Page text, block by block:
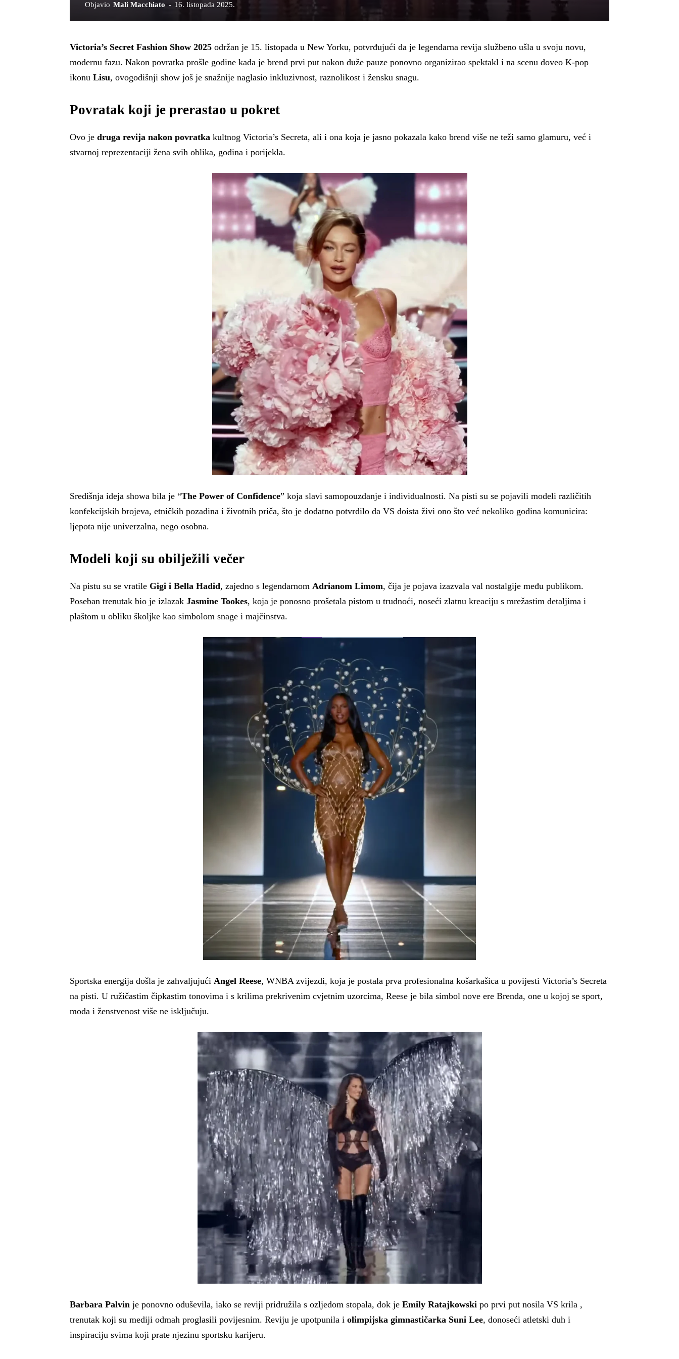
Objavio Mali Macchiato - 16. listopada 2025.
Victoria’s Secret Fashion Show 2025 održan je 15. listopada u New Yorku, potvrđujući da je legendarna revija službeno ušla u svoju novu,
modernu fazu. Nakon povratka prošle godine kada je brend prvi put nakon duže pauze ponovno organizirao spektakl i na scenu doveo K-pop
ikonu Lisu, ovogodišnji show još je snažnije naglasio inkluzivnost, raznolikost i žensku snagu.
Povratak koji je prerastao u pokret
Ovo je druga revija nakon povratka kultnog Victoria’s Secreta, ali i ona koja je jasno pokazala kako brend više ne teži samo glamuru, već i
stvarnoj reprezentaciji žena svih oblika, godina i porijekla.
Središnja ideja showa bila je “The Power of Confidence” koja slavi samopouzdanje i individualnosti. Na pisti su se pojavili modeli različitih
konfekcijskih brojeva, etničkih pozadina i životnih priča, što je dodatno potvrdilo da VS doista živi ono što već nekoliko godina komunicira:
ljepota nije univerzalna, nego osobna.
Modeli koji su obilježili večer
Na pistu su se vratile Gigi i Bella Hadid, zajedno s legendarnom Adrianom Limom, čija je pojava izazvala val nostalgije među publikom.
Poseban trenutak bio je izlazak Jasmine Tookes, koja je ponosno prošetala pistom u trudnoći, noseći zlatnu kreaciju s mrežastim detaljima i
plaštom u obliku školjke kao simbolom snage i majčinstva.
Sportska energija došla je zahvaljujući Angel Reese, WNBA zvijezdi, koja je postala prva profesionalna košarkašica u povijesti Victoria’s Secreta
na pisti. U ružičastim čipkastim tonovima i s krilima prekrivenim cvjetnim uzorcima, Reese je bila simbol nove ere Brenda, one u kojoj se sport,
moda i ženstvenost više ne isključuju.
Barbara Palvin je ponovno oduševila, iako se reviji pridružila s ozljedom stopala, dok je Emily Ratajkowski po prvi put nosila VS krila ,
trenutak koji su mediji odmah proglasili povijesnim. Reviju je upotpunila i olimpijska gimnastičarka Suni Lee, donoseći atletski duh i
inspiraciju svima koji prate njezinu sportsku karijeru.